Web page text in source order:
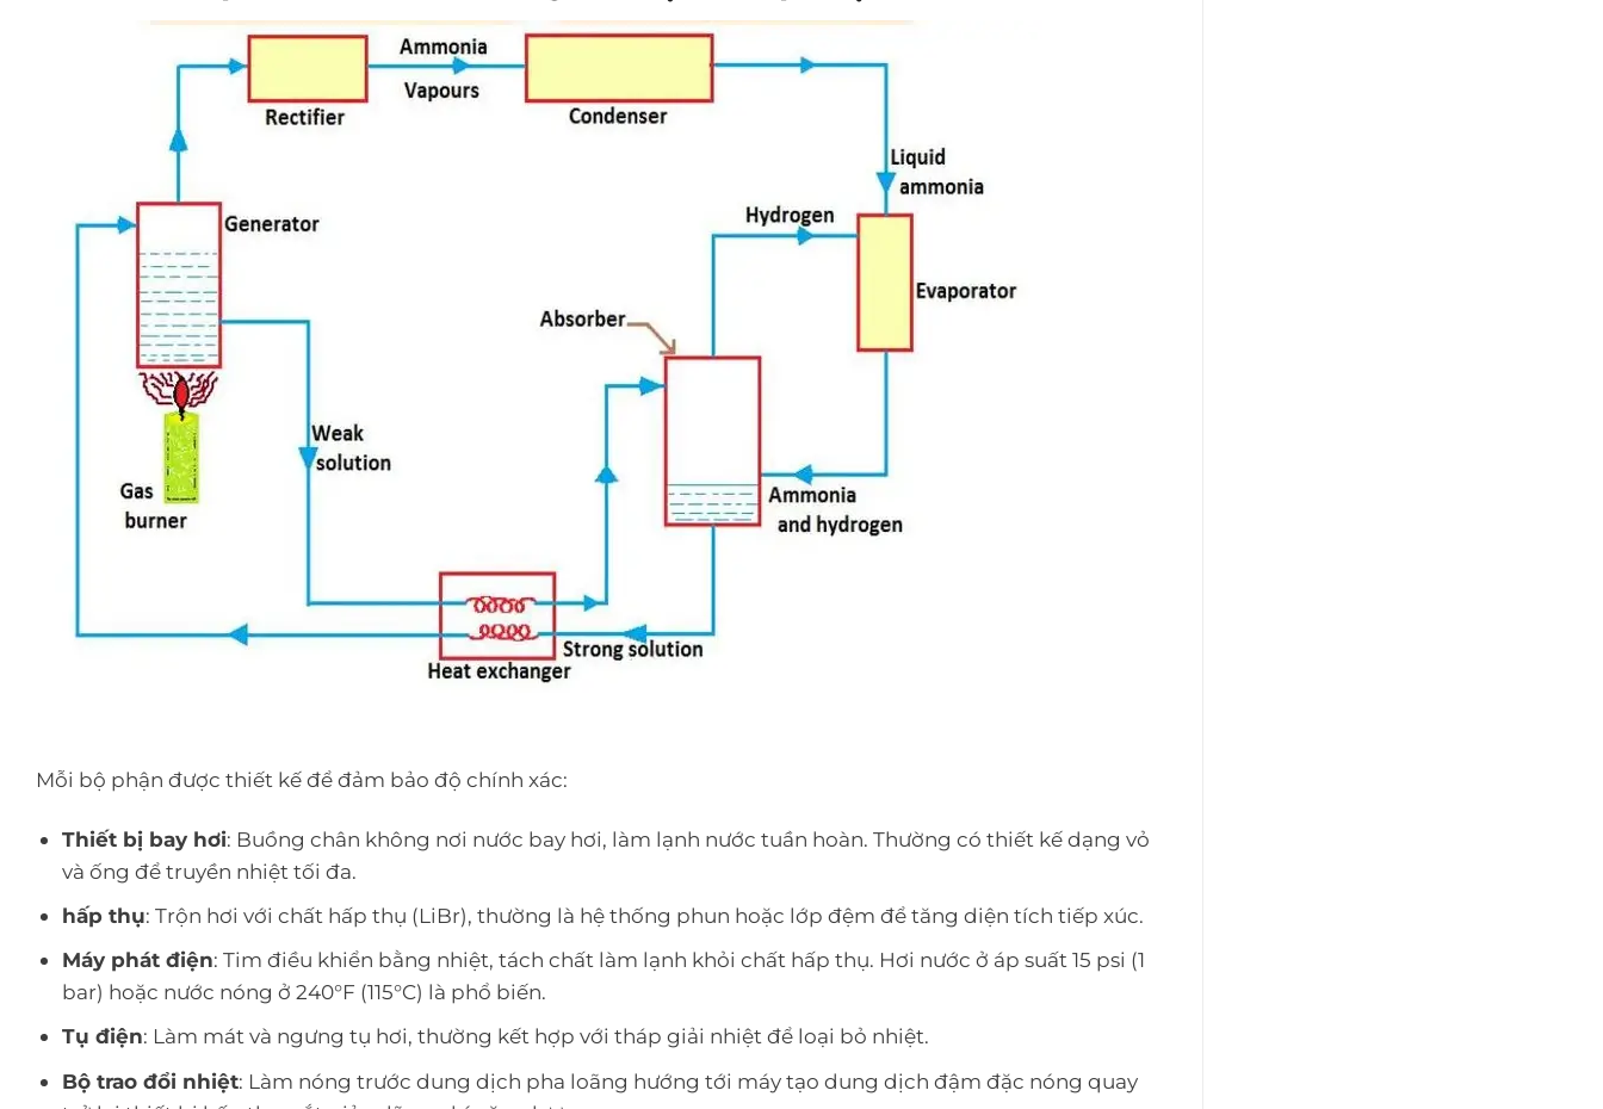
Mỗi bộ phận được thiết kế để đảm bảo độ chính xác:
Thiết bị bay hơi: Buồng chân không nơi nước bay hơi, làm lạnh nước tuần hoàn. Thường có thiết kế dạng vỏ
và ống để truyền nhiệt tối đa.
hấp thụ: Trộn hơi với chất hấp thụ (LiBr), thường là hệ thống phun hoặc lớp đệm để tăng diện tích tiếp xúc.
Máy phát điện: Tim điều khiển bằng nhiệt, tách chất làm lạnh khỏi chất hấp thụ. Hơi nước ở áp suất 15 psi (1
bar) hoặc nước nóng ở 240°F (115°C) là phổ biến.
Tụ điện: Làm mát và ngưng tụ hơi, thường kết hợp với tháp giải nhiệt để loại bỏ nhiệt.
Bộ trao đổi nhiệt: Làm nóng trước dung dịch pha loãng hướng tới máy tạo dung dịch đậm đặc nóng quay